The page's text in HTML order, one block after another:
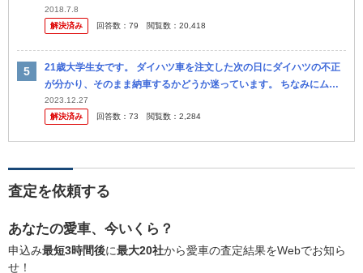
くれ」と言われました。「そういうものなのかな？」と思い、ダイハ
ツの車...
2018.7.8
解決済み
回答数： 79 閲覧数： 20,418
21歳大学生女です。 ダイハツ車を注文した次の日にダイハツの不正
が分かり、そのまま納車するかどうか迷っています。 ちなみにムー
ブキャンバスです。試乗した時に見た目も内装も全て気に入ってて納
車を楽...
2023.12.27
解決済み
回答数： 73 閲覧数： 2,284
査定を依頼する
あなたの愛車、今いくら？
申込み最短3時間後に最大20社から愛車の査定結果をWebでお知ら
せ！